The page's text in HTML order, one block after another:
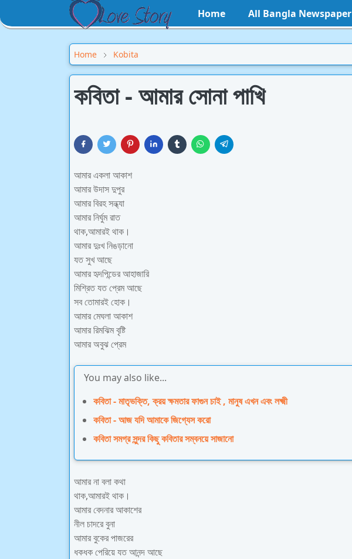
Home All Bangla Newspaper
Home Kobita
কবিতা - আমার সোনা পাখি
আমার একলা আকাশ
আমার উদাস দুপুর
আমার বিরহ সন্ধ্যা
আমার নির্ঘুম রাত
থাক,আমারই থাক।
আমার দুঃখ নিঙড়ানো
যত সুখ আছে
আমার হৃদপিন্ডের আহাজারি
মিশ্রিত যত প্রেম আছে
সব তোমারই হোক।
আমার মেঘলা আকাশ
আমার রিমঝিম বৃষ্টি
আমার অবুঝ প্রেম
You may also like...
কবিতা - মাতৃভক্তি, ক্রয় ক্ষমতার ফাগুন চাই , মানুষ এখন এবং লক্ষ্মী
কবিতা - আজ যদি আমাকে জিগ্যেস করো
কবিতা সমগ্র সুন্দর কিছু কবিতার সম্বনয়ে সাজানো
আমার না বলা কথা
থাক,আমারই থাক।
আমার বেদনার আকাশের
নীল চাদরে বুনা
আমার বুকের পাজরের
ধকধক পেরিয়ে যত আনন্দ আছে